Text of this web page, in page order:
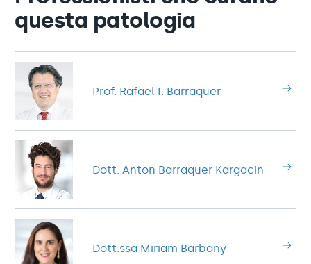
questa patologia
Prof. Rafael I. Barraquer
Dott. Anton Barraquer Kargacin
Dott.ssa Miriam Barbany